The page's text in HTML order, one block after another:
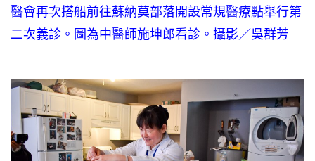
醫會再次搭船前往蘇納莫部落開設常規醫療點舉行第
二次義診。圖為中醫師施坤郎看診。攝影／吳群芳